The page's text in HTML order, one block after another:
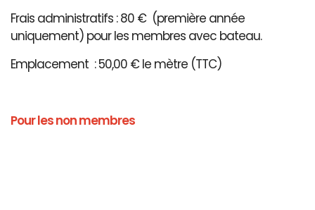
Frais administratifs : 80 € (première année
uniquement) pour les membres avec bateau.
Emplacement : 50,00 € le mètre (TTC)
Pour les non membres